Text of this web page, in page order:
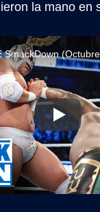
la mano en
SmackDown